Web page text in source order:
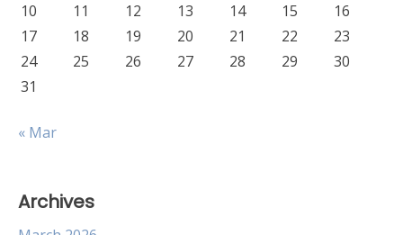
10
11 12 13 14 15
16
17
18 19 20 21 22
23
24
25 26 27 28 29
30
31
« Mar
Archives